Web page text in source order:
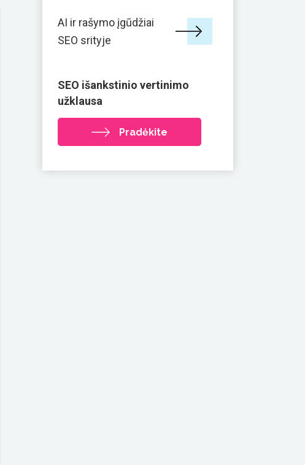
AI ir rašymo įgūdžiai
SEO srityje
SEO išankstinio vertinimo
užklausa
Pradėkite